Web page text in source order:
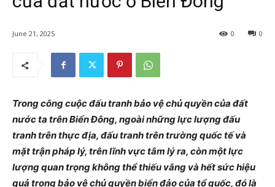
June 21, 2025 0
0
Trong công cuộc đấu tranh bảo vệ chủ quyền của đất
nước ta trên Biển Đông, ngoài những lực lượng đấu
tranh trên thực địa, đấu tranh trên trường quốc tế và
mặt trận pháp lý, trên lĩnh vực tâm lý ra, còn một lực
lượng quan trọng không thể thiếu vắng và hết sức hiệu
quả trong bảo vệ chủ quyền biển đảo của tổ quốc, đó là